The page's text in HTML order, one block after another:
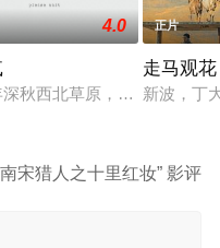
乡下习武，长大后从乡野
4.0
深秋西北草原，假交警截停
正片
走马观花
新波，丁
南宋猎人之十里红妆” 影评